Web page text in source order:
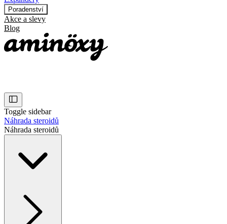
Poradenství
Akce a slevy
Blog
Toggle sidebar
Náhrada steroidů
Náhrada steroidů